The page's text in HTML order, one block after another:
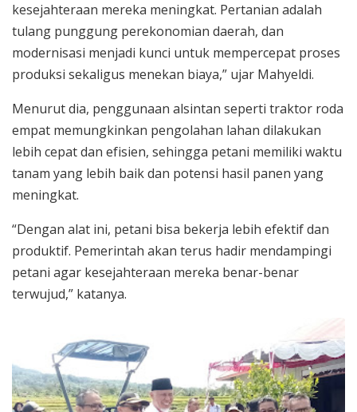
kesejahteraan mereka meningkat. Pertanian adalah
tulang punggung perekonomian daerah, dan
modernisasi menjadi kunci untuk mempercepat proses
produksi sekaligus menekan biaya,” ujar Mahyeldi.
Menurut dia, penggunaan alsintan seperti traktor roda
empat memungkinkan pengolahan lahan dilakukan
lebih cepat dan efisien, sehingga petani memiliki waktu
tanam yang lebih baik dan potensi hasil panen yang
meningkat.
“Dengan alat ini, petani bisa bekerja lebih efektif dan
produktif. Pemerintah akan terus hadir mendampingi
petani agar kesejahteraan mereka benar-benar
terwujud,” katanya.